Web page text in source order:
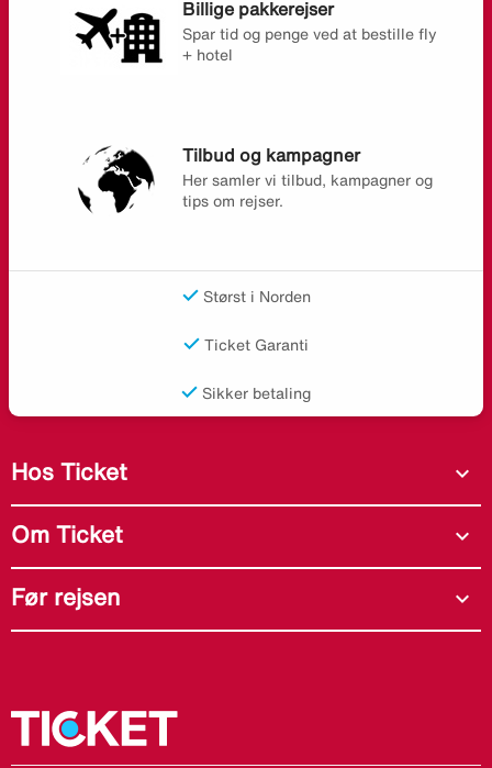
Billige pakkerejser
Spar tid og penge ved at bestille fly
+ hotel
Tilbud og kampagner
Her samler vi tilbud, kampagner og
tips om rejser.
Størst i Norden
Ticket Garanti
Sikker betaling
Hos Ticket expand_more
Om Ticket expand_more
Før rejsen expand_more